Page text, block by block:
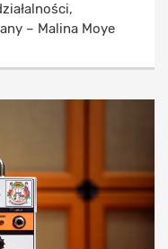
– Malina Moye